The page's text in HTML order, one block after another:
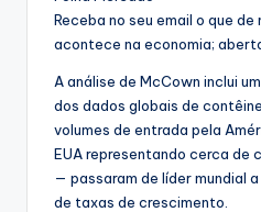
Receba no seu email o que
acontece na economia;
A análise de McCown inclui
dos dados globais de
volumes de entrada pela
EUA representando cerca de
— passaram de líder mundial
de taxas de crescimento.